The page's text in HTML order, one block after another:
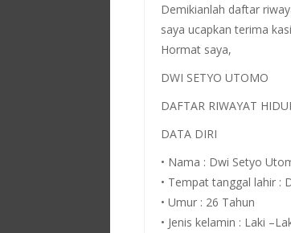
Demikianlah daftar
saya ucapkan terima
Hormat saya,
DWI SETYO UTOMO
DAFTAR RIWAYAT
DATA DIRI
• Nama : Dwi Setyo
• Tempat tanggal lahir :
• Umur : 26 Tahun
• Jenis kelamin : Laki